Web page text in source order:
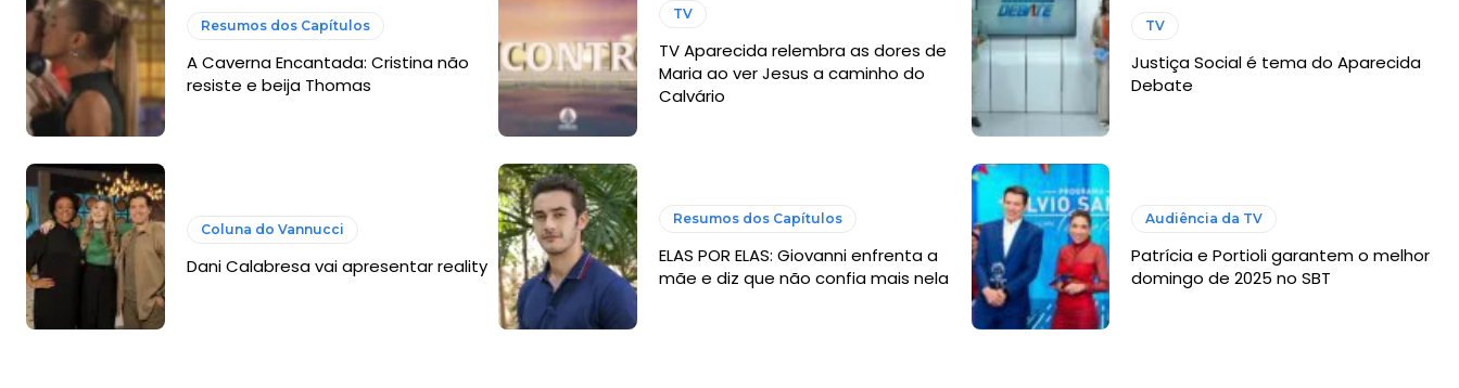
Resumos dos Capítulos
A Caverna Encantada: Cristina não
resiste e beija Thomas
TV
TV Aparecida relembra as dores de
Maria ao ver Jesus a caminho do
Calvário
TV
Justiça Social é tema do Aparecida
Debate
Coluna do Vannucci
Dani Calabresa vai apresentar reality
Resumos dos Capítulos
ELAS POR ELAS: Giovanni enfrenta a
mãe e diz que não confia mais nela
Audiência da TV
Patrícia e Portioli garantem o melhor
domingo de 2025 no SBT